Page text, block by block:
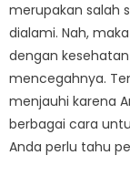
merupakan salah
dialami. Nah,
dengan
mencegahnya.
menjauhi karena
berbagai cara
Anda perlu tahu